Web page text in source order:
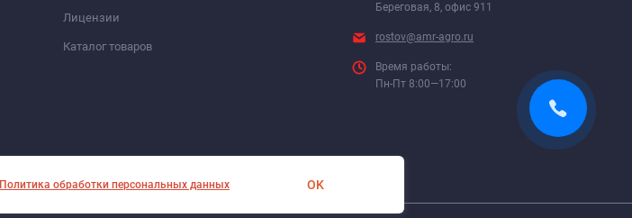
Лицензии
Каталог товаров
Береговая, 8, офис 911
rostov@amr-agro.ru
Время работы:
Пн-Пт 8:00—17:00
Политика обработки персональных данных OK